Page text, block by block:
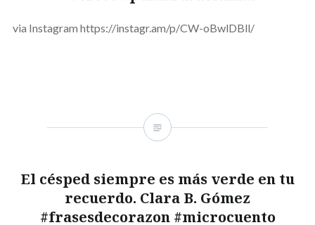
via Instagram https://instagr.am/p/CW-oBwlDBll/
El césped siempre es más verde en tu
recuerdo. Clara B. Gómez
#frasesdecorazon #microcuento